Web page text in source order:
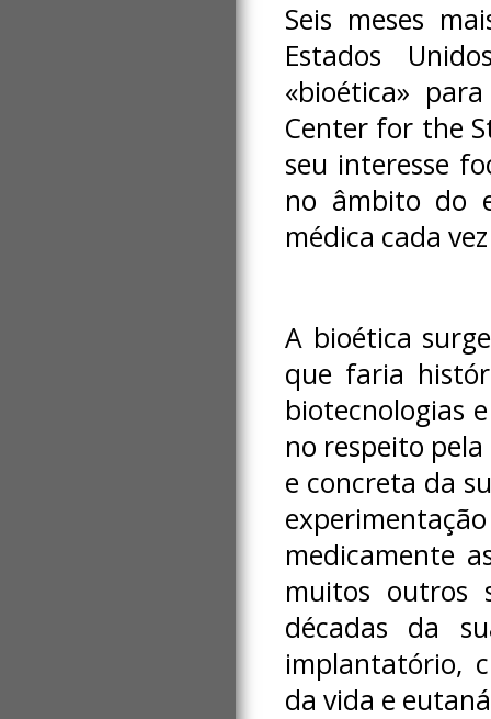
Seis meses
Estados
«bioética»
Center for the
seu interesse
no âmbito do
médica cada
A bioética
que faria
biotecnologias
no respeito
e concreta da
medicamente
muitos outros
décadas da
implantatório,
da vida e